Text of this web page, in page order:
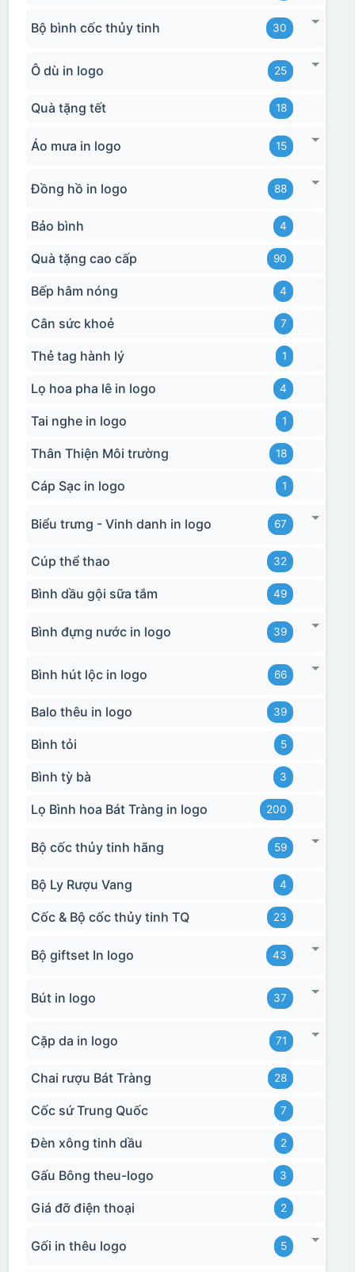
Bộ bình cốc thủy tinh 30
Ô dù in logo 25
Quà tặng tết 18
Áo mưa in logo 15
Đồng hồ in logo 88
Bảo bình 4
Quà tặng cao cấp 90
Bếp hâm nóng 4
Cân sức khoẻ 7
Thẻ tag hành lý 1
Lọ hoa pha lê in logo 4
Tai nghe in logo 1
Thân Thiện Môi trường 18
Cáp Sạc in logo 1
Biểu trưng - Vinh danh in logo 67
Cúp thể thao 32
Bình dầu gội sữa tắm 49
Bình đựng nước in logo 39
Bình hút lộc in logo 66
Balo thêu in logo 39
Bình tỏi 5
Bình tỳ bà 3
Lọ Bình hoa Bát Tràng in logo 200
Bộ cốc thủy tinh hãng 59
Bộ Ly Rượu Vang 4
Cốc & Bộ cốc thủy tinh TQ 23
Bộ giftset In logo 43
Bút in logo 37
Cặp da in logo 71
Chai rượu Bát Tràng 28
Cốc sứ Trung Quốc 7
Đèn xông tinh dầu 2
Gấu Bông theu-logo 3
Giá đỡ điện thoại 2
Gối in thêu logo 5